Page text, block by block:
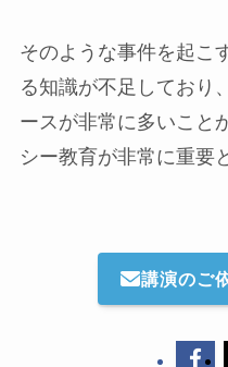
そのような事件を起こ
る知識が不足しており
ースが非常に多いこと
シー教育が非常に重要
講演のご